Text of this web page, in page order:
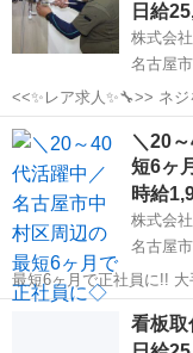
日給
株式会
名古屋市
<<✨レア求人✨🔧>> ネジ
放置なし ✅ 社長がそばで教えま
＿＿＿＿＿＿＿＿＿＿
愛知
＼20
短6ヶ
時給
株式会
名古屋市
最短6ヶ月で正社員に!! 大
仕事です。 〜お仕事内容〜 設備保全(電計) 保全計画に則した工事計
画・手配・工事管理 電
名古屋市 そ
看板取